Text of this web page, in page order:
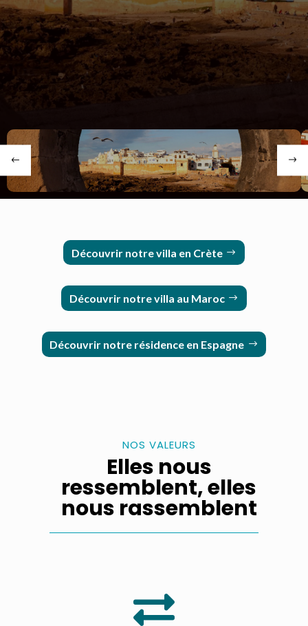
C'est un lieu multiculturel où vivent au milieu des
pécheurs, beaucoup d'artisans extraordinaires et
d'artistes renommés.Nous venonsrégulièrement
dans notre villa nous ressourcer et nous régaler des
spécialités marocaines."
Découvrir notre villa en Crète
Découvrir notre villa au Maroc
Découvrir notre résidence en Espagne
NOS VALEURS
Elles nous
ressemblent, elles
nous rassemblent
